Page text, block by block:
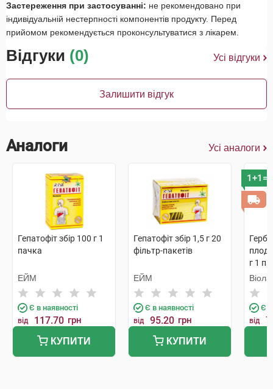
Застереження при застосуванні: не рекомендовано при
індивідуальній нестерпності компонентів продукту. Перед
прийомом рекомендується проконсультуватися з лікарем.
Відгуки (0) Усі відгуки
Залишити відгук
Аналоги Усі аналоги
Гепатофіт збір 100 г 1
пачка
ЕЙМ
Є в наявності
від 117.70 грн
КУПИТИ
Гепатофіт збір 1,5 г 20
фільтр-пакетів
ЕЙМ
Є в наявності
від 95.20 грн
КУПИТИ
1+1=3
г 1
Віола
Є в
від